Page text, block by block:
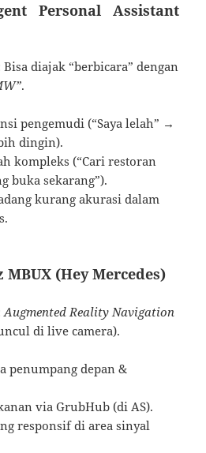
Personal Assistant
diajak “berbicara” dengan
.
pengemudi (“Saya lelah” →
dingin).
kompleks (“Cari restoran
buka sekarang”).
kurang akurasi dalam
MBUX (Hey Mercedes)
Augmented Reality Navigation
di live camera).
penumpang depan &
via GrubHub (di AS).
responsif di area sinyal